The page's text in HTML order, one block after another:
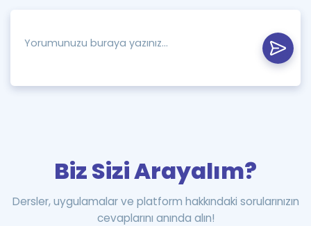
Biz Sizi Arayalım?
Dersler, uygulamalar ve platform hakkındaki sorularınızın
cevaplarını anında alın!